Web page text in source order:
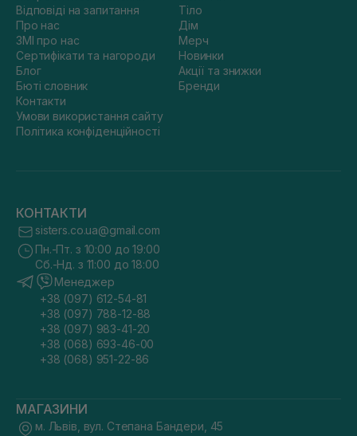
Відповіді на запитання
Про нас
ЗМІ про нас
Сертифікати та нагороди
Блог
Бюті словник
Контакти
Умови використання сайту
Політика конфіденційності
Тіло
Дім
Мерч
Новинки
Акції та знижки
Бренди
КОНТАКТИ
sisters.co.ua@gmail.com
Пн.-Пт. з 10:00 до 19:00
Сб.-Нд. з 11:00 до 18:00
Менеджер
+38 (097) 612-54-81
+38 (097) 788-12-88
+38 (097) 983-41-20
+38 (068) 693-46-00
+38 (068) 951-22-86
МАГАЗИНИ
м. Львів, вул. Степана Бандери, 45